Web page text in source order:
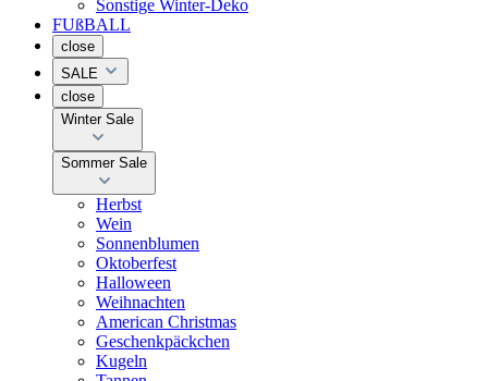
Sonstige Winter-Deko
FUßBALL
close
SALE
close
Winter Sale
Sommer Sale
Herbst
Wein
Sonnenblumen
Oktoberfest
Halloween
Weihnachten
American Christmas
Geschenkpäckchen
Kugeln